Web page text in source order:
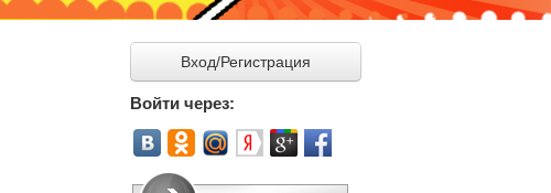
Вход/Регистрация
Войти через: